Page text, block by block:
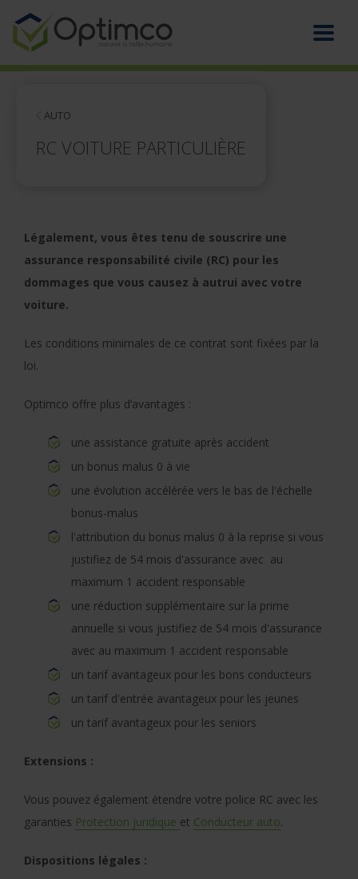
AUTO
RC VOITURE PARTICULIÈRE
Légalement, vous êtes tenu de souscrire une
assurance responsabilité civile (RC) pour les
dommages que vous causez à autrui avec votre
voiture.
Les conditions minimales de ce contrat sont fixées par la
loi.
Optimco offre plus d’avantages :
une assistance gratuite après accident
un bonus malus 0 à vie
une évolution accélérée vers le bas de l'échelle
bonus-malus
l'attribution du bonus malus 0 à la reprise si vous
justifiez de 54 mois d'assurance avec au
maximum 1 accident responsable
une réduction supplémentaire sur la prime
annuelle si vous justifiez de 54 mois d'assurance
avec au maximum 1 accident responsable
un tarif avantageux pour les bons conducteurs
un tarif d'entrée avantageux pour les jeunes
un tarif avantageux pour les seniors
Extensions :
Vous pouvez également étendre votre police RC avec les
garanties Protection juridique et Conducteur auto.
Dispositions légales :